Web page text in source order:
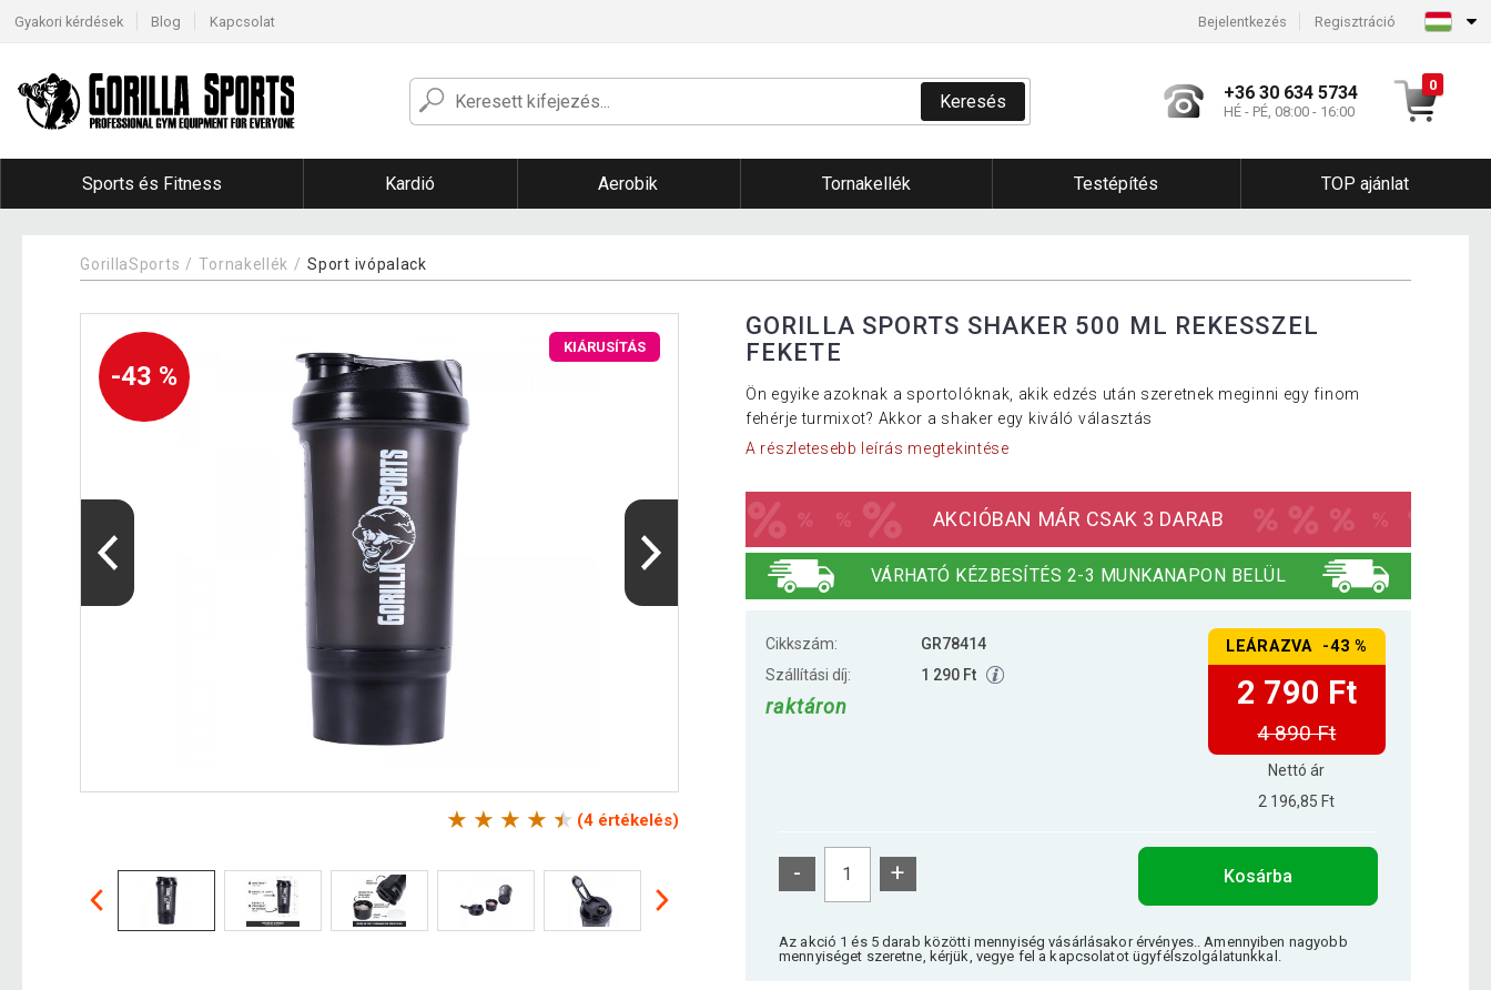
Gyakori kérdések Blog Kapcsolat Bejelentkezés Regisztráció
Keresés +36 30 634 5734
HÉ - PÉ, 08:00 - 16:00
0
Sports és Fitness Kardió Aerobik Tornakellék Testépítés TOP ajánlat
GorillaSports Tornakellék Sport ivópalack
-43 %
KIÁRUSÍTÁS
(4 értékelés)
GORILLA SPORTS SHAKER 500 ML REKESSZEL
FEKETE
Ön egyike azoknak a sportolóknak, akik edzés után szeretnek meginni egy finom
fehérje turmixot? Akkor a shaker egy kiváló választás
A részletesebb leírás megtekintése
AKCIÓBAN MÁR CSAK 3 DARAB
VÁRHATÓ KÉZBESÍTÉS 2-3 MUNKANAPON BELÜL
Cikkszám:
GR78414
Szállítási díj:
1 290 Ft
raktáron
LEÁRAZVA -43 %
2 790 Ft
4 890 Ft
Nettó ár
2 196,85 Ft
- + Kosárba
Az akció 1 és 5 darab közötti mennyiség vásárlásakor érvényes.. Amennyiben nagyobb
mennyiséget szeretne, kérjük, vegye fel a kapcsolatot ügyfélszolgálatunkkal.